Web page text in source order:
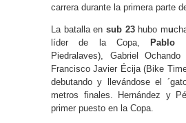
carrera durante la primera parte
La batalla en sub 23hubo mu
líder de la Copa,
Pablo
Piedralaves), Gabriel
Francisco Javier Écija (Bike
debutando y llevándose el
metros finales. Hernández y
primer puesto en la Copa.